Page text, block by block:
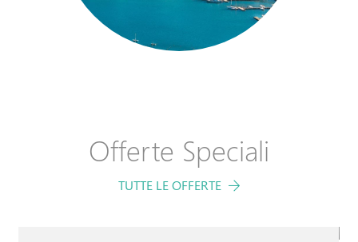
Offerte Speciali
TUTTE LE OFFERTE